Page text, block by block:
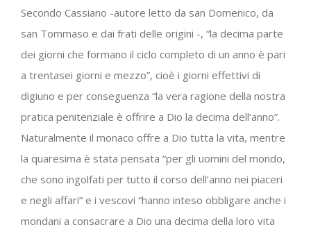
Secondo Cassiano -autore letto da san Domenico, da
san Tommaso e dai frati delle origini -, “la decima parte
dei giorni che formano il ciclo completo di un anno è pari
a trentasei giorni e mezzo”, cioè i giorni effettivi di
digiuno e per conseguenza “la vera ragione della nostra
pratica penitenziale è offrire a Dio la decima dell’anno”.
Naturalmente il monaco offre a Dio tutta la vita, mentre
la quaresima è stata pensata “per gli uomini del mondo,
che sono ingolfati per tutto il corso dell’anno nei piaceri
e negli affari” e i vescovi “hanno inteso obbligare anche i
mondani a consacrare a Dio una decima della loro vita